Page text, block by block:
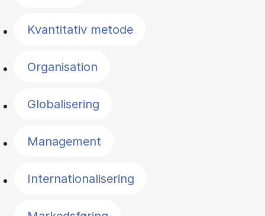
Kvantitativ metode
Organisation
Globalisering
Management
Internationalisering